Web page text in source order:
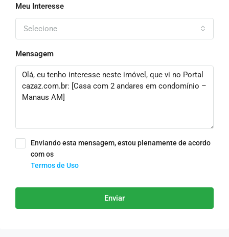
Meu Interesse
Selecione
Mensagem
Enviando esta mensagem, estou plenamente de acordo
com os
Termos de Uso
Enviar